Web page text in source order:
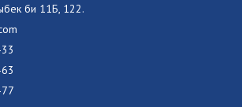
би 11Б, 122.